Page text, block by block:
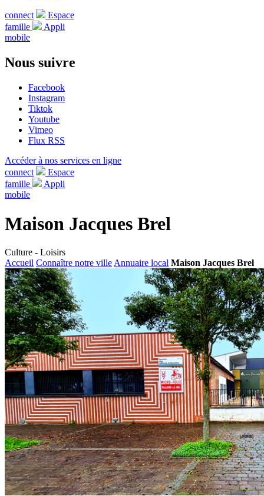
connect
Espace
famille
Appli
mobile
Nous suivre
Facebook
Instagram
Tiktok
Youtube
Vimeo
Flux RSS
Accéder à nos services en ligne
connect
Espace
famille
Appli
mobile
Maison Jacques Brel
Culture - Loisirs
Accueil Connaître notre ville Annuaire local Maison Jacques Brel